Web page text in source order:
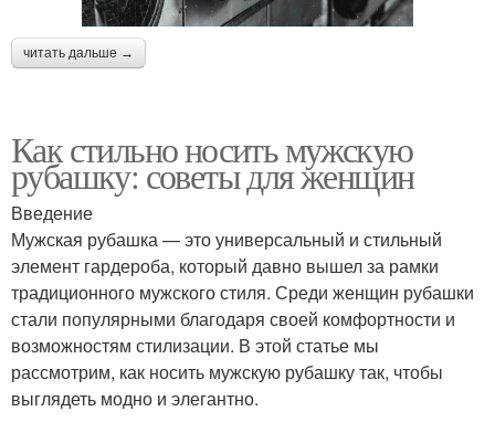
читать дальше →
Как стильно носить мужскую
рубашку: советы для женщин
Введение
Мужская рубашка — это универсальный и стильный
элемент гардероба, который давно вышел за рамки
традиционного мужского стиля. Среди женщин рубашки
стали популярными благодаря своей комфортности и
возможностям стилизации. В этой статье мы
рассмотрим, как носить мужскую рубашку так, чтобы
выглядеть модно и элегантно.